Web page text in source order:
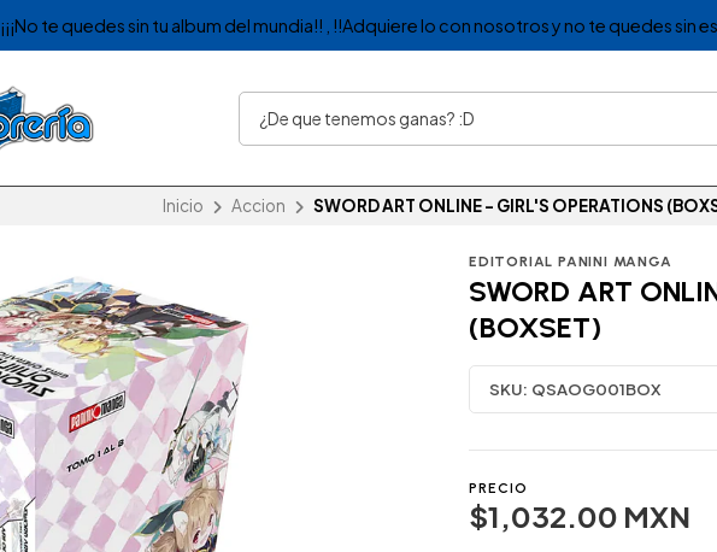
¡¡¡No te quedes sin tu album del mundia!! , !!Adquiere lo con nosotros y no te quedes sin
Inicio Accion SWORD ART ONLINE - GIRL'S OPERATIONS
EDITORIAL PANINI MANGA
SWORD ART
(BOXSET)
SKU: QSAOG001BOX
PRECIO
$1,032.00 MXN